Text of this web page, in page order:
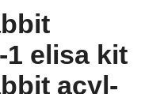
elisa kit
acyl-